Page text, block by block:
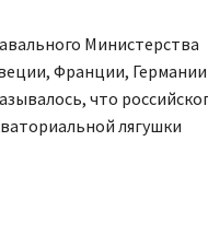
Министерства
Франции,
что
лягушки